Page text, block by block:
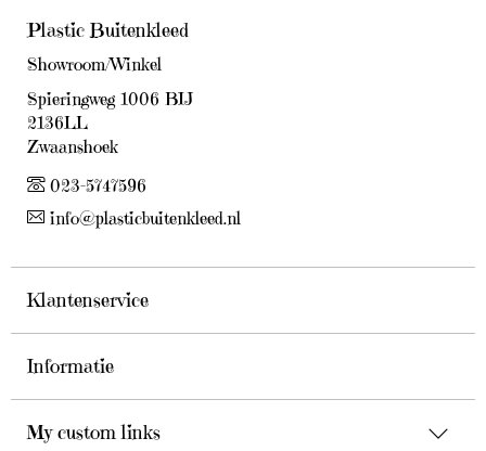
Plastic Buitenkleed
Showroom/Winkel
Spieringweg 1006 BIJ
2136LL
Zwaanshoek
023-5747596
info@plasticbuitenkleed.nl
Klantenservice
Informatie
My custom links